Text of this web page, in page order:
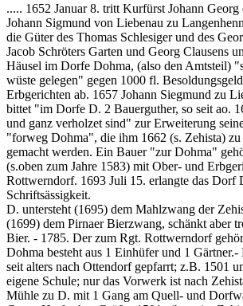
..... 1652 Januar 8. tritt Kurfürst Johann Georg
Johann Sigmund von Liebenau zu
die Güter des Thomas Schlesiger und des
Jacob Schröters Garten und Georg Clausens
Häusel im Dorfe Dohma, (also den Amtsteil)
wüste gelegen" gegen 1000 fl.
Erbgerichten ab. 1657 Johann Siegmund zu
bittet "im Dorfe D. 2 Bauerguther, so seit ao.
und ganz verholzet sind" zur Erweiterung
"forweg Dohma", die ihm 1662 (s. Zehista)
gemacht werden. Ein Bauer "zur Dohma"
(s.oben zum Jahre 1583) mit Ober- und
Rottwerndorf. 1693 Juli 15. erlangte das Dorf
Schriftsässigkeit.
D. untersteht (1695) dem Mahlzwang der
(1699) dem Pirnaer Bierzwang, schänkt aber
Bier. - 1785. Der zum Rgt. Rottwerndorf
Dohma besteht aus 1 Einhüfer und 1
seit alters nach Ottendorf gepfarrt; z.B. 1501
eigene Schule; nur das Vorwerk ist nach
Mühle zu D. mit 1 Gang am Quell- und